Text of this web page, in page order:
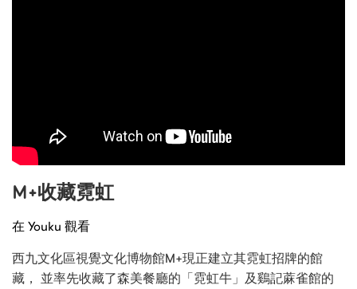
M+收藏霓虹
在 Youku 觀看
西九文化區視覺文化博物館M+現正建立其霓虹招牌的館
藏， 並率先收藏了森美餐廳的「霓虹牛」及鷄記蔴雀館的